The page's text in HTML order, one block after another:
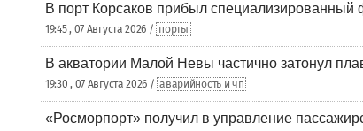
В порт Корсаков прибыл специализированный
19:45 , 07 Августа 2026 / порты
В акватории Малой Невы частично затонул
19:30 , 07 Августа 2026 / аварийность и чп
«Росморпорт» получил в управление